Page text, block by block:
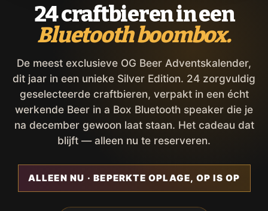
24 craftbieren in een
Bluetooth boombox.
De meest exclusieve OG Beer Adventskalender,
dit jaar in een unieke Silver Edition. 24 zorgvuldig
geselecteerde craftbieren, verpakt in een écht
werkende Beer in a Box Bluetooth speaker die je
na december gewoon laat staan. Het cadeau dat
blijft — alleen nu te reserveren.
ALLEEN NU · BEPERKTE OPLAGE, OP IS OP